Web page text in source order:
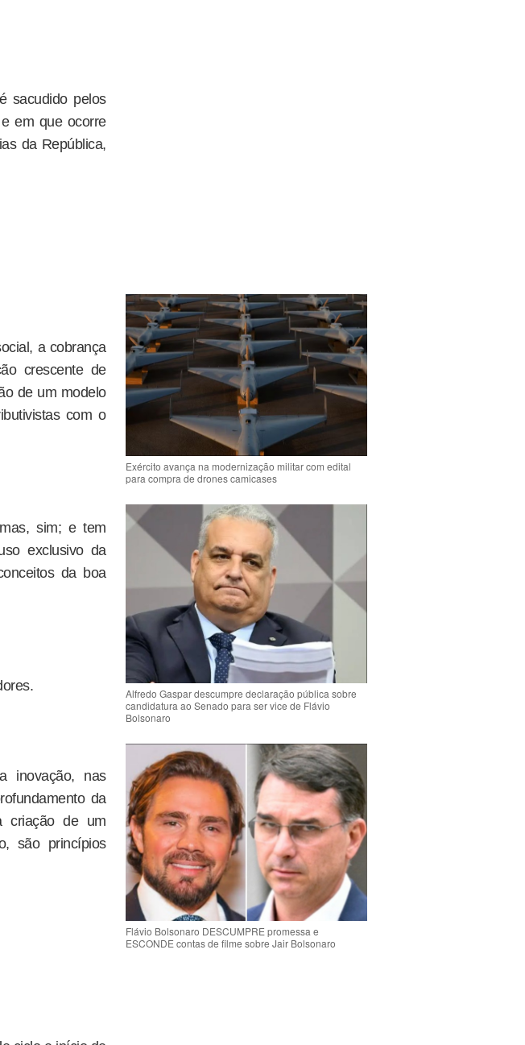
sacudido pelos
em que ocorre
da República,
a cobrança
crescente de
de um modelo
com o
sim; e tem
exclusivo da
da boa
inovação, nas
da
criação de um
são princípios
Exército avança na modernização militar com edital
para compra de drones camicases
Alfredo Gaspar descumpre declaração pública sobre
candidatura ao Senado para ser vice de Flávio
Bolsonaro
Flávio Bolsonaro DESCUMPRE promessa e
ESCONDE contas de filme sobre Jair Bolsonaro